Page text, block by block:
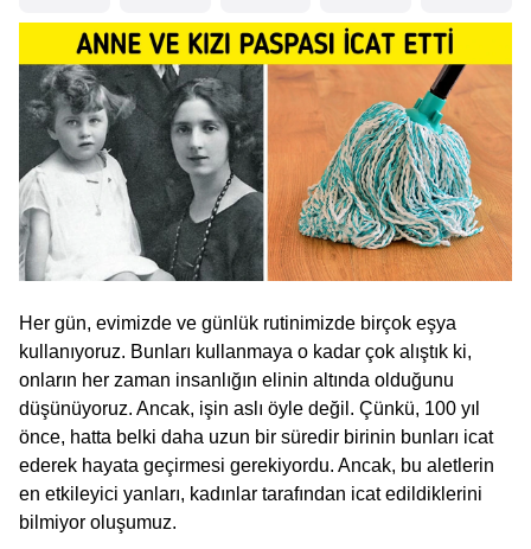
Her gün, evimizde ve günlük rutinimizde birçok eşya
kullanıyoruz. Bunları kullanmaya o kadar çok alıştık ki,
onların her zaman insanlığın elinin altında olduğunu
düşünüyoruz. Ancak, işin aslı öyle değil. Çünkü, 100 yıl
önce, hatta belki daha uzun bir süredir birinin bunları icat
ederek hayata geçirmesi gerekiyordu. Ancak, bu aletlerin
en etkileyici yanları, kadınlar tarafından icat edildiklerini
bilmiyor oluşumuz.